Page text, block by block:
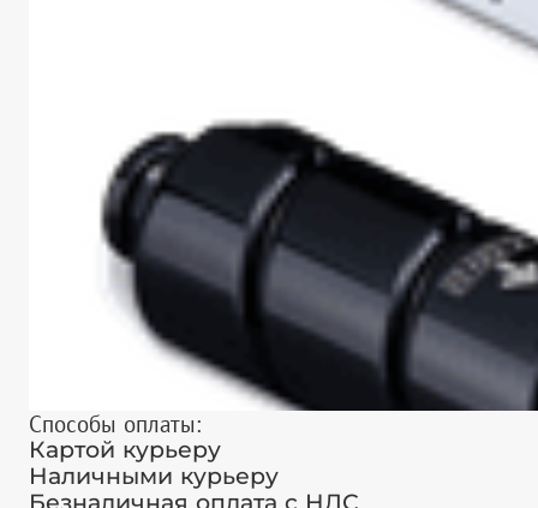
Способы оплаты:
Картой курьеру
Наличными курьеру